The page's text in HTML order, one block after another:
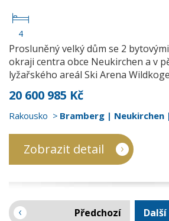
4
Prosluněný velký dům se 2
okraji centra obce Neukirchen a v
lyžařského areál Ski Arena
20 600 985 Kč
Rakousko Bramberg | Neukirchen
Zobrazit detail
Předchozí Další